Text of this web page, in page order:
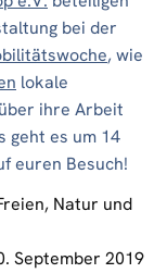
bei der
, wie
​ lokale
ihre Arbeit
geht es um 14
euren Besuch!
September 2019